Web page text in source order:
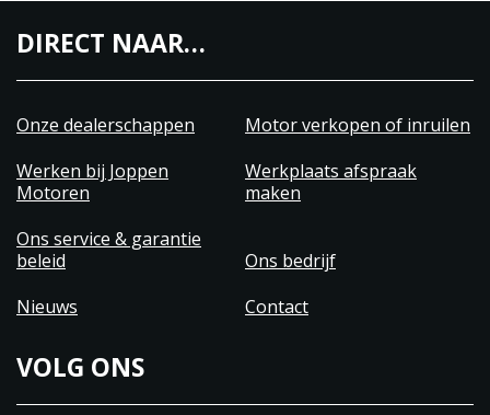
DIRECT NAAR…
Onze dealerschappen
Motor verkopen of inruilen
Werken bij Joppen
Motoren
Werkplaats afspraak
maken
Ons service & garantie
beleid
Ons bedrijf
Nieuws
Contact
VOLG ONS